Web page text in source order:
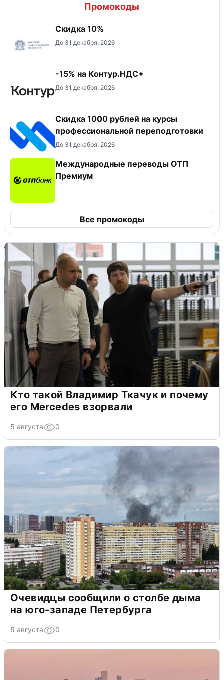
Промокоды
Скидка 10%
До 31 декабря, 2026
-15% на Контур.НДС+
До 31 декабря, 2026
Скидка 1000 рублей на курсы
профессиональной переподготовки
До 31 декабря, 2026
Международные переводы ОТП
Премиум
Все промокоды
Кто такой Владимир Ткачук и почему
его Mercedes взорвали
5 августа 0
Очевидцы сообщили о столбе дыма
на юго-западе Петербурга
5 августа 0